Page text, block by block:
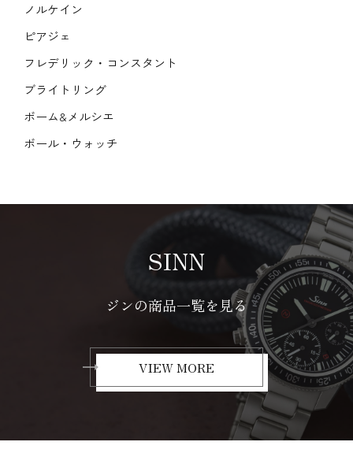
ノルケイン
ピアジェ
フレデリック・コンスタント
ブライトリング
ボーム&メルシエ
ボール・ウォッチ
SINN
ジンの商品一覧を見る
VIEW MORE